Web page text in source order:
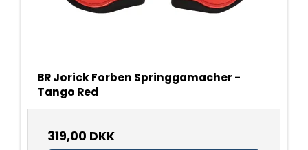
BR Jorick Forben Springgamacher -
Tango Red
319,00 DKK